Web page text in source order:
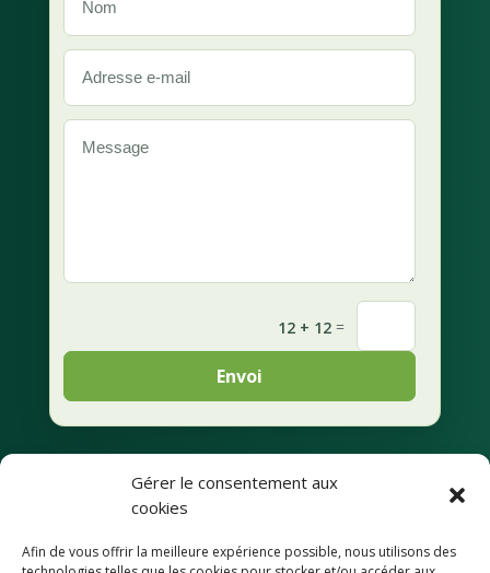
Gérer le consentement aux
cookies
Afin de vous offrir la meilleure expérience possible, nous utilisons des
12 + 12 =
Envoi
Mentions légales
Déclaration de